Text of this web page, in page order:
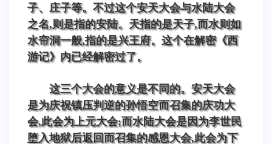
子、庄子等。不过这个安天大会与水陆大会
之名,则是指的安陆。天指的是天子,而水则如
水帘洞一般,指的是兴王府。这个在解密《西
游记》内已经解密过了。
这三个大会的意义是不同的。安天大会
是为庆祝镇压判逆的孙悟空而召集的庆功大
会,此会为上元大会;而水陆大会是因为李世民
堕入地狱后返回而召集的感恩大会,此会为下